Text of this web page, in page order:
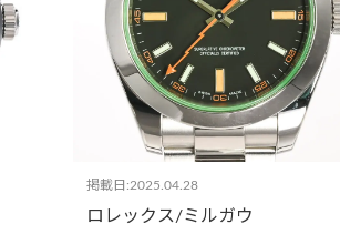
掲載日:2025.04.28
ロレックス/ミルガウ